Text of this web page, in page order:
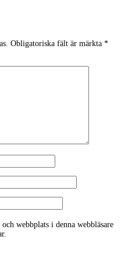
Obligatoriska fält är märkta *
webbplats i denna webbläsare